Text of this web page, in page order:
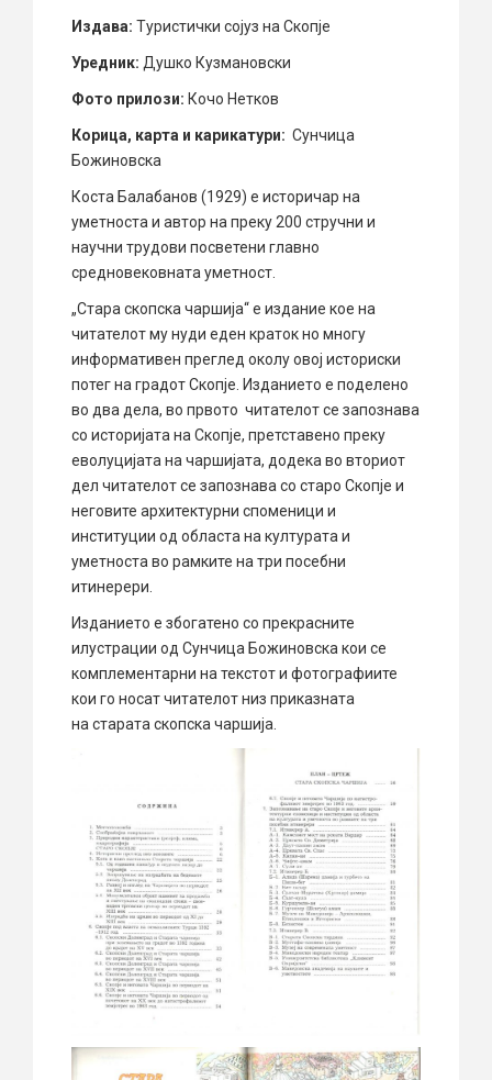
Издава: Туристички сојуз на Скопје
Уредник: Душко Кузмановски
Фото прилози: Кочо Нетков
Корица, карта и карикатури: Сунчица
Божиновска
Коста Балабанов (1929) е историчар на
уметноста и автор на преку 200 стручни и
научни трудови посветени главно
средновековната уметност.
„Стара скопска чаршија“ е издание кое на
читателот му нуди еден краток но многу
информативен преглед околу овој историски
потег на градот Скопје. Изданието е поделено
во два дела, во првото читателот се запознава
со историјата на Скопје, претставено преку
еволуцијата на чаршијата, додека во вториот
дел читателот се запознава со старо Скопје и
неговите архитектурни споменици и
институции од областа на културата и
уметноста во рамките на три посебни
итинерери.
Изданието е збогатено со прекрасните
илустрации од Сунчица Божиновска кои се
комплементарни на текстот и фотографиите
кои го носат читателот низ приказната
на старата скопска чаршија.